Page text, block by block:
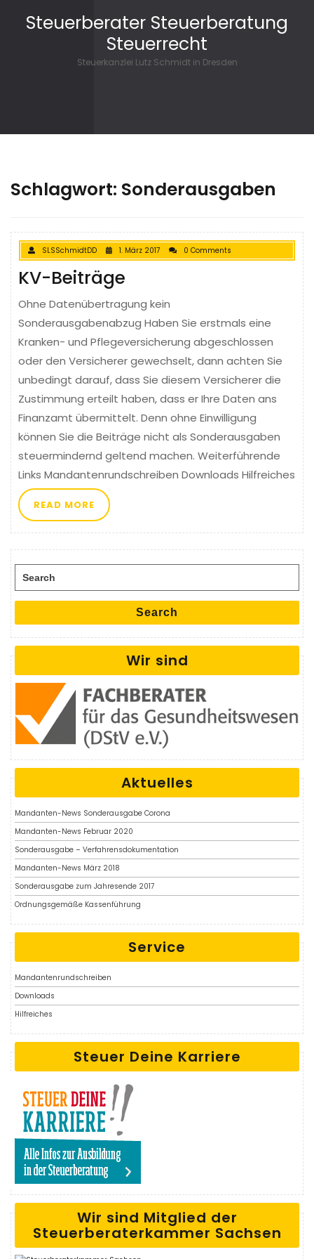
Steuerberater Steuerberatung
Steuerrecht
Steuerkanzlei Lutz Schmidt in Dresden
Schlagwort: Sonderausgaben
SLSSchmidtDD 1. März 2017 0 Comments
KV-Beiträge
Ohne Datenübertragung kein
Sonderausgabenabzug Haben Sie erstmals eine
Kranken- und Pflegeversicherung abgeschlossen
oder den Versicherer gewechselt, dann achten Sie
unbedingt darauf, dass Sie diesem Versicherer die
Zustimmung erteilt haben, dass er Ihre Daten ans
Finanzamt übermittelt. Denn ohne Einwilligung
können Sie die Beiträge nicht als Sonderausgaben
steuermindernd geltend machen. Weiterführende
Links Mandantenrundschreiben Downloads Hilfreiches
READ MORE
Search
Wir sind
Aktuelles
Mandanten-News Sonderausgabe Corona
Mandanten-News Februar 2020
Sonderausgabe – Verfahrensdokumentation
Mandanten-News März 2018
Sonderausgabe zum Jahresende 2017
Ordnungsgemäße Kassenführung
Service
Mandantenrundschreiben
Downloads
Hilfreiches
Steuer Deine Karriere
Wir sind Mitglied der
Steuerberaterkammer Sachsen